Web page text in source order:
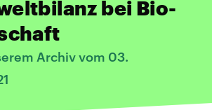
bei Bio-
Archiv vom 03.